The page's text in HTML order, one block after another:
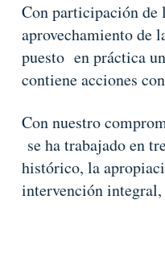
Con participación de
aprovechamiento de
puesto en práctica
contiene acciones
Con nuestro
se ha trabajado en
histórico, la
intervención